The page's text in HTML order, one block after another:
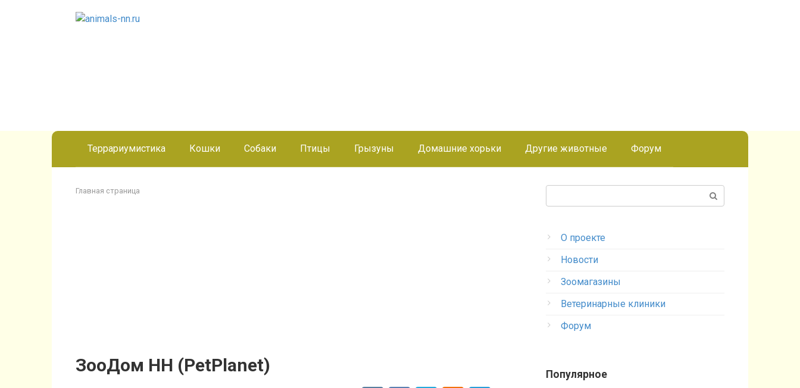
Террариумистика Кошки Собаки Птицы Грызуны Домашние хорьки Другие животные Форум
Главная страница
ЗооДом НН (PetPlanet)
О проекте
Новости
Зоомагазины
Ветеринарные клиники
Форум
Популярное